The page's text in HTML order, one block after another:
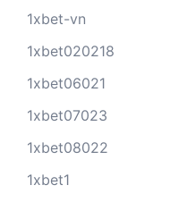
1xbet-vn
1xbet020218
1xbet06021
1xbet07023
1xbet08022
1xbet1